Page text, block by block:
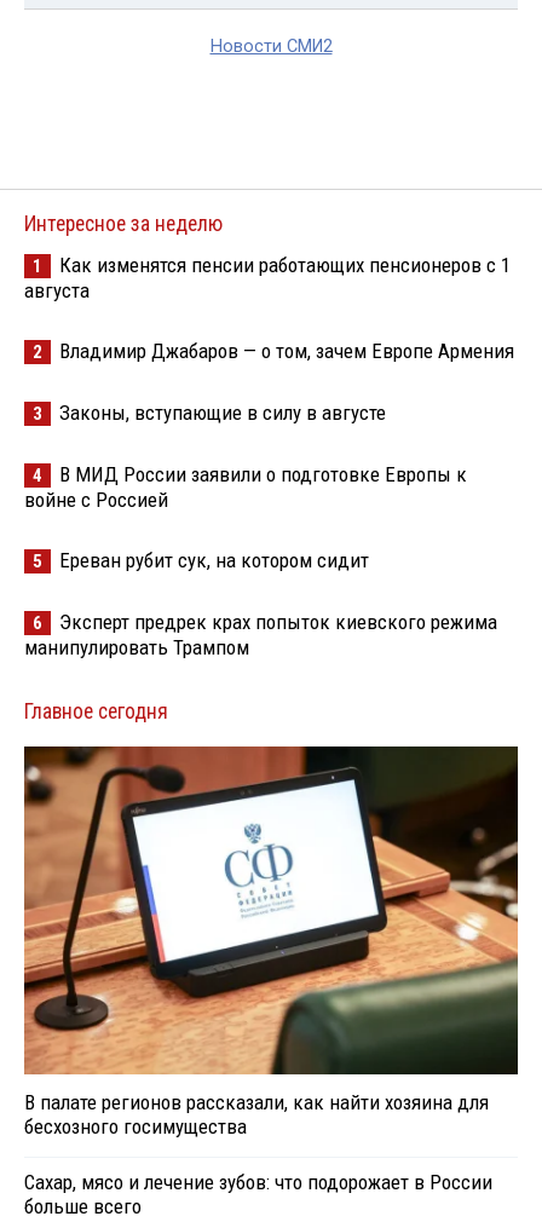
Новости СМИ2
Интересное за неделю
1
Как изменятся пенсии работающих пенсионеров с 1
августа
2 Владимир Джабаров — о том, зачем Европе Армения
3 Законы, вступающие в силу в августе
4
В МИД России заявили о подготовке Европы к
войне с Россией
5 Ереван рубит сук, на котором сидит
6
Эксперт предрек крах попыток киевского режима
манипулировать Трампом
Главное сегодня
В палате регионов рассказали, как найти хозяина для
бесхозного госимущества
Сахар, мясо и лечение зубов: что подорожает в России
больше всего